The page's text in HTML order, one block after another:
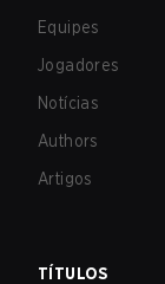
Equipes
Jogadores
Notícias
Authors
Artigos
TÍTULOS